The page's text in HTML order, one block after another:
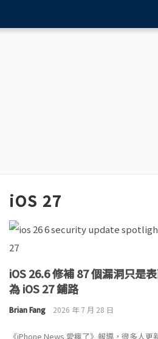
iOS 27
iOS 26.6 修補 87 個漏洞只是
為 iOS 27 鋪路
Brian Fang 2026 年 7 月 28 日
《iPhone News 愛瘋了》報導，很多人更